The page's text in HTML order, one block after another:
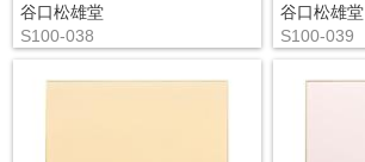
谷口松雄堂
S100-038
谷口松雄堂
S100-039